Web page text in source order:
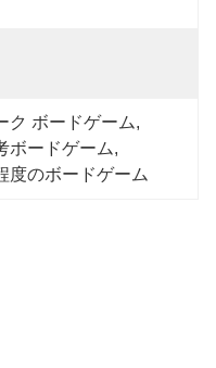
ク ボードゲーム,
ボードゲーム,
度のボードゲーム